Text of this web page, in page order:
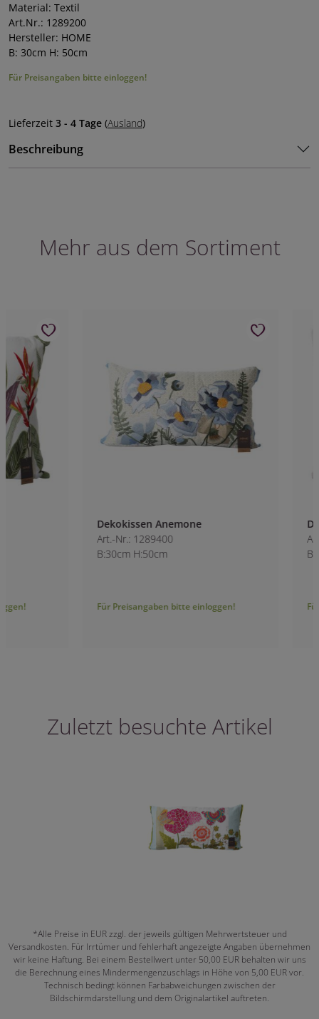
Material: Textil
Art.Nr.: 1289200
Hersteller: HOME
B: 30cm H: 50cm
Für Preisangaben bitte einloggen!
Lieferzeit 3 - 4 Tage (Ausland)
Beschreibung
Mehr aus dem Sortiment
Dekokissen Anemone
Für Preisangaben bitte einloggen!
Dekokissen
Für Preisangaben
Zuletzt besuchte Artikel
*Alle Preise in EUR zzgl. der jeweils gültigen Mehrwertsteuer und
Versandkosten. Für Irrtümer und fehlerhaft angezeigte Angaben übernehmen
wir keine Haftung. Bei einem Bestellwert unter 50,00 EUR behalten wir uns
die Berechnung eines Mindermengenzuschlags in Höhe von 5,00 EUR vor.
Technisch bedingt können Farbabweichungen zwischen der
Bildschirmdarstellung und dem Originalartikel auftreten.